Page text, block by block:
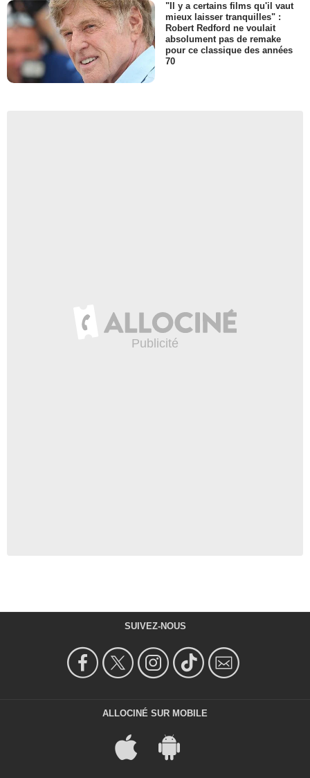
"Il y a certains films qu'il vaut
mieux laisser tranquilles" :
Robert Redford ne voulait
absolument pas de remake
pour ce classique des années
70
SUIVEZ-NOUS
ALLOCINÉ SUR MOBILE